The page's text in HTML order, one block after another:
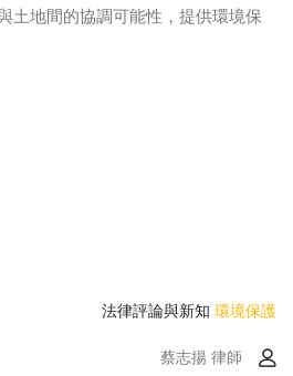
土地間的協調可能性，提供環境保
法律評論與新知 環境保護
蔡志揚 律師